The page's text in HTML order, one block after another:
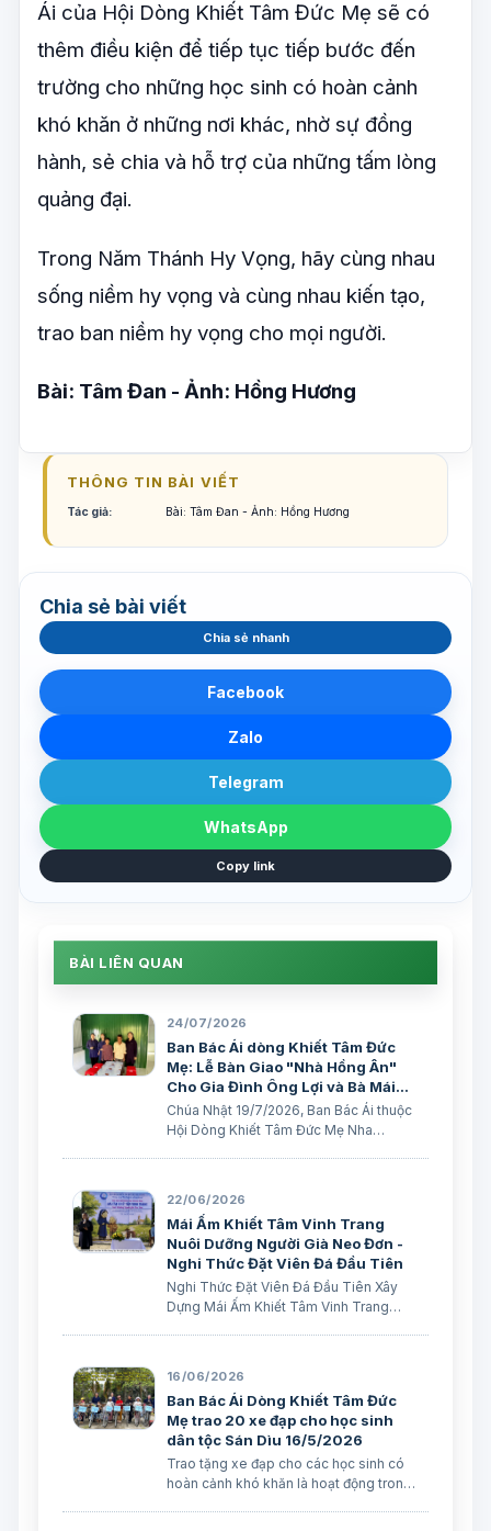
Ái của Hội Dòng Khiết Tâm Đức Mẹ sẽ có
thêm điều kiện để tiếp tục tiếp bước đến
trường cho những học sinh có hoàn cảnh
khó khăn ở những nơi khác, nhờ sự đồng
hành, sẻ chia và hỗ trợ của những tấm lòng
quảng đại.
Trong Năm Thánh Hy Vọng, hãy cùng nhau
sống niềm hy vọng và cùng nhau kiến tạo,
trao ban niềm hy vọng cho mọi người.
Bài: Tâm Đan - Ảnh: Hồng Hương
THÔNG TIN BÀI VIẾT
Tác giả: Bài: Tâm Đan - Ảnh: Hồng Hương
Chia sẻ bài viết
Chia sẻ nhanh
Facebook
Zalo
Telegram
WhatsApp
Copy link
BÀI LIÊN QUAN
24/07/2026
Ban Bác Ái dòng Khiết Tâm Đức
Mẹ: Lễ Bàn Giao "Nhà Hồng Ân"
Cho Gia Đình Ông Lợi và Bà Mái
19/7/2026
Chúa Nhật 19/7/2026, Ban Bác Ái thuộc
Hội Dòng Khiết Tâm Đức Mẹ Nha
22/06/2026
Mái Ấm Khiết Tâm Vinh Trang
Nuôi Dưỡng Người Già Neo Đơn -
Nghi Thức Đặt Viên Đá Đầu Tiên
Nghi Thức Đặt Viên Đá Đầu Tiên Xây
Dựng Mái Ấm Khiết Tâm Vinh Trang
16/06/2026
Ban Bác Ái Dòng Khiết Tâm Đức
Mẹ trao 20 xe đạp cho học sinh
dân tộc Sán Dìu 16/5/2026
Trao tặng xe đạp cho các học sinh có
hoàn cảnh khó khăn là hoạt động trong